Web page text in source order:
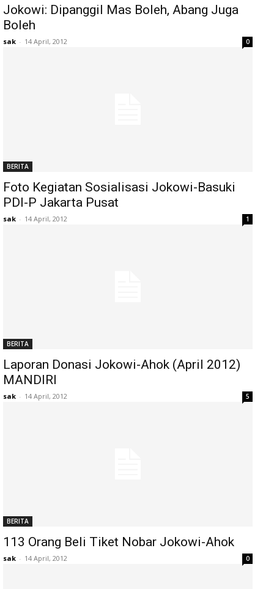
Jokowi: Dipanggil Mas Boleh, Abang Juga
Boleh
sak - 14 April, 2012 0
BERITA
Foto Kegiatan Sosialisasi Jokowi-Basuki
PDI-P Jakarta Pusat
sak - 14 April, 2012 1
BERITA
Laporan Donasi Jokowi-Ahok (April 2012)
MANDIRI
sak - 14 April, 2012 5
BERITA
113 Orang Beli Tiket Nobar Jokowi-Ahok
sak - 14 April, 2012 0